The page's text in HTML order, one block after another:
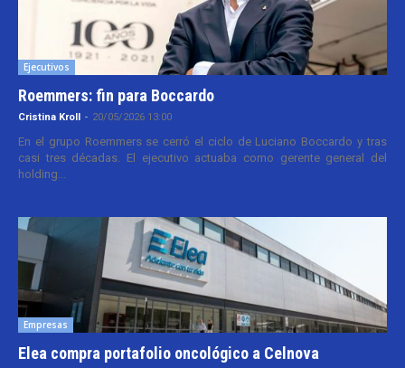
Ejecutivos
Roemmers: fin para Boccardo
Cristina Kroll - 20/05/2026 13:00
En el grupo Roemmers se cerró el ciclo de Luciano Boccardo y tras
casi tres décadas. El ejecutivo actuaba como gerente general del
holding...
Empresas
Elea compra portafolio oncológico a Celnova